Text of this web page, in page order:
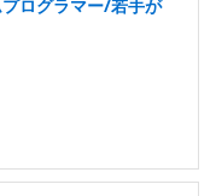
ログラマー/若手が